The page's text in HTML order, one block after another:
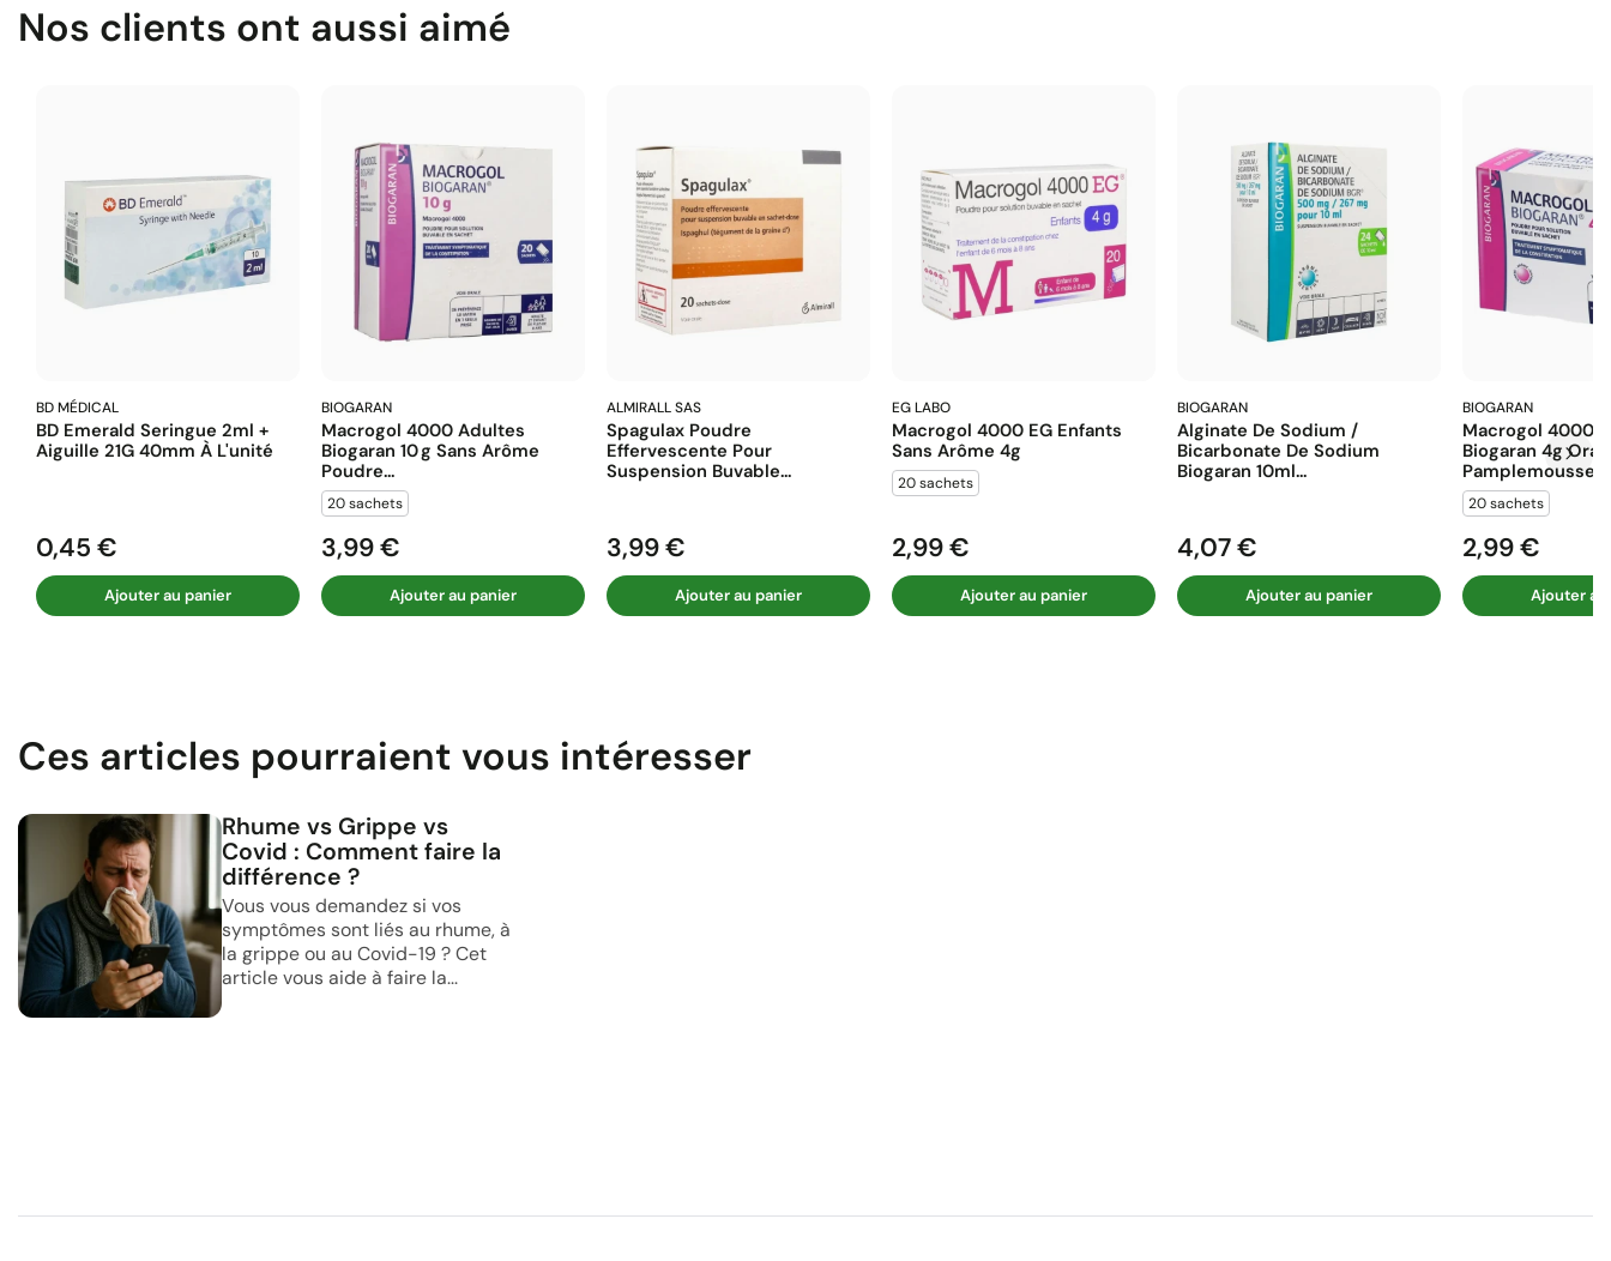
Nos clients ont aussi aimé
BD MÉDICAL
BD Emerald Seringue 2ml +
Aiguille 21G 40mm À L'unité
Prix
0,45 €
Ajouter au panier
BIOGARAN
Macrogol 4000 Adultes
Biogaran 10 G Sans Arôme
Poudre...
20 sachets
Prix
3,99 €
Ajouter au panier
ALMIRALL SAS
Spagulax Poudre
Effervescente Pour
Suspension Buvable...
Prix
3,99 €
Ajouter au panier
EG LABO
Macrogol 4000 EG Enfants
Sans Arôme 4g
20 sachets
Prix
2,99 €
Ajouter au panier
BIOGARAN
Alginate De Sodium /
Bicarbonate De Sodium
Biogaran 10ml...
Prix
4,07 €
Ajouter au panier
BIOGARAN
Macrogol 4000
Biogaran 4g
Pamplemousse...
20 sachets
Prix
2,99 €
Ajouter au
Ces articles pourraient vous intéresser
Rhume vs Grippe vs
Covid : Comment faire la
différence ?
Vous vous demandez si vos
symptômes sont liés au rhume, à
la grippe ou au Covid-19 ? Cet
article vous aide à faire la...